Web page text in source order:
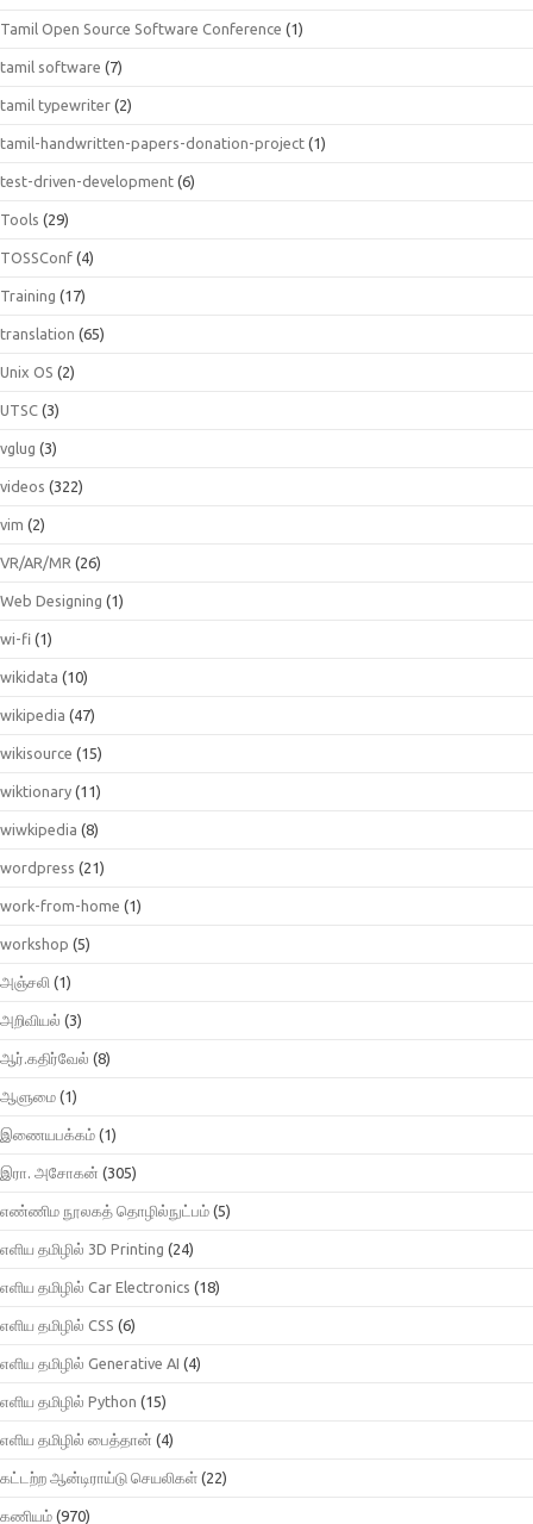
Tamil Open Source Software Conference (1)
tamil software (7)
tamil typewriter (2)
tamil-handwritten-papers-donation-project (1)
test-driven-development (6)
Tools (29)
TOSSConf (4)
Training (17)
translation (65)
Unix OS (2)
UTSC (3)
vglug (3)
videos (322)
vim (2)
VR/AR/MR (26)
Web Designing (1)
wi-fi (1)
wikidata (10)
wikipedia (47)
wikisource (15)
wiktionary (11)
wiwkipedia (8)
wordpress (21)
work-from-home (1)
workshop (5)
அஞ்சலி (1)
அறிவியல் (3)
ஆர்.கதிர்வேல் (8)
ஆளுமை (1)
இணையபக்கம் (1)
இரா. அசோகன் (305)
எண்ணிம நூலகத் தொழில்நுட்பம் (5)
எளிய தமிழில் 3D Printing (24)
எளிய தமிழில் Car Electronics (18)
எளிய தமிழில் CSS (6)
எளிய தமிழில் Generative AI (4)
எளிய தமிழில் Python (15)
எளிய தமிழில் பைத்தான் (4)
கட்டற்ற ஆன்டிராய்டு செயலிகள் (22)
கணியம் (970)